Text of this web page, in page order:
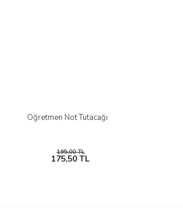
Öğretmen Not Tutacağı
195,00 TL
175,50 TL